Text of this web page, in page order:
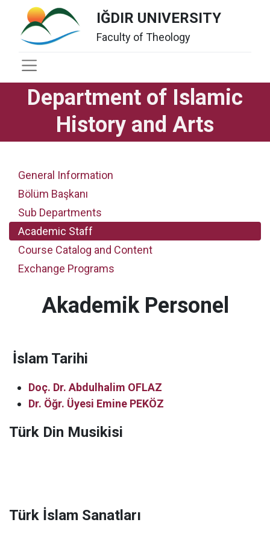
IĞDIR UNIVERSITY
Faculty of Theology
Department of Islamic
History and Arts​
General Information
Bölüm Başkanı
Sub Departments
Academic Staff
Course Catalog and Content
Exchange Programs
Akademik Personel
İslam Tarihi
Doç. Dr. Abdulhalim OFLAZ
Dr. Öğr. Üyesi Emine PEKÖZ
Türk Din Musikisi
Türk İslam Sanatları